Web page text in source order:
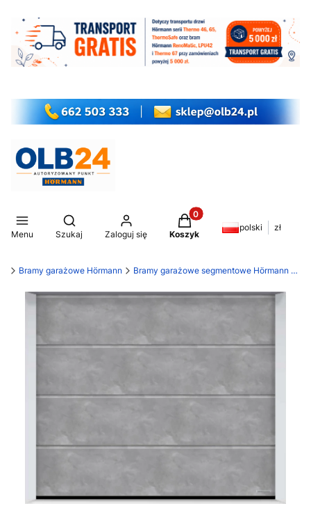
Menu
Otwórz wyszukiwarkę
Szukaj Zaloguj się
Produkty w koszyku: 0.
Koszyk
polski zł
Bramy garażowe Hörmann Bramy garażowe segmentowe Hörmann LPU 42